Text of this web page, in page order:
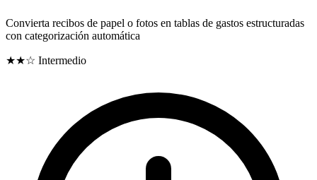
Convierta recibos de papel o fotos en tablas de gastos estructuradas
con categorización automática
★★☆ Intermedio